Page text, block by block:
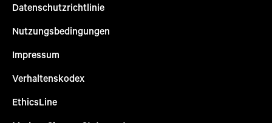
Datenschutzrichtlinie
Nutzungsbedingungen
Impressum
Verhaltenskodex
EthicsLine